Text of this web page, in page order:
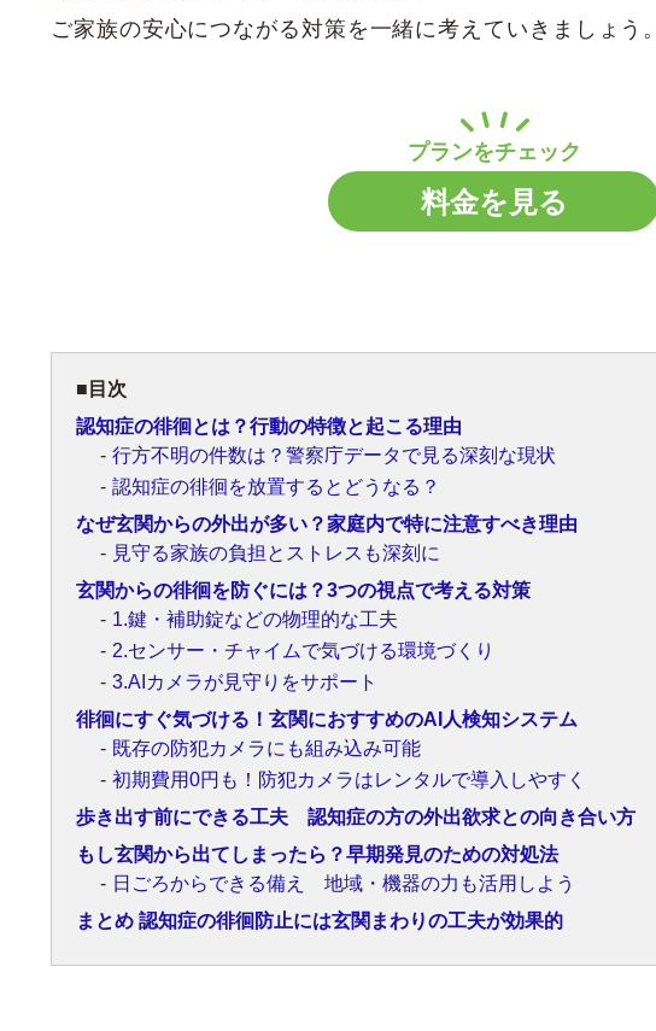
ご家族の安心につながる対策を一緒に考えていきましょう。
料金を見る
目次
認知症の徘徊とは？行動の特徴と起こる理由
行方不明の件数は？警察庁データで見る深刻な現状
認知症の徘徊を放置するとどうなる？
なぜ玄関からの外出が多い？家庭内で特に注意すべき理由
見守る家族の負担とストレスも深刻に
玄関からの徘徊を防ぐには？3つの視点で考える対策
1.鍵・補助錠などの物理的な工夫
2.センサー・チャイムで気づける環境づくり
3.AIカメラが見守りをサポート
徘徊にすぐ気づける！玄関におすすめのAI人検知システム
既存の防犯カメラにも組み込み可能
初期費用0円も！防犯カメラはレンタルで導入しやすく
歩き出す前にできる工夫 認知症の方の外出欲求との向き合い方
もし玄関から出てしまったら？早期発見のための対処法
日ごろからできる備え 地域・機器の力も活用しよう
まとめ 認知症の徘徊防止には玄関まわりの工夫が効果的